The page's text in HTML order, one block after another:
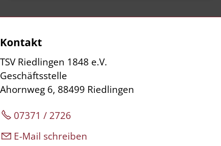
Kontakt
TSV Riedlingen 1848 e.V.
Geschäftsstelle
Ahornweg 6, 88499 Riedlingen
07371 / 2726
E-Mail schreiben